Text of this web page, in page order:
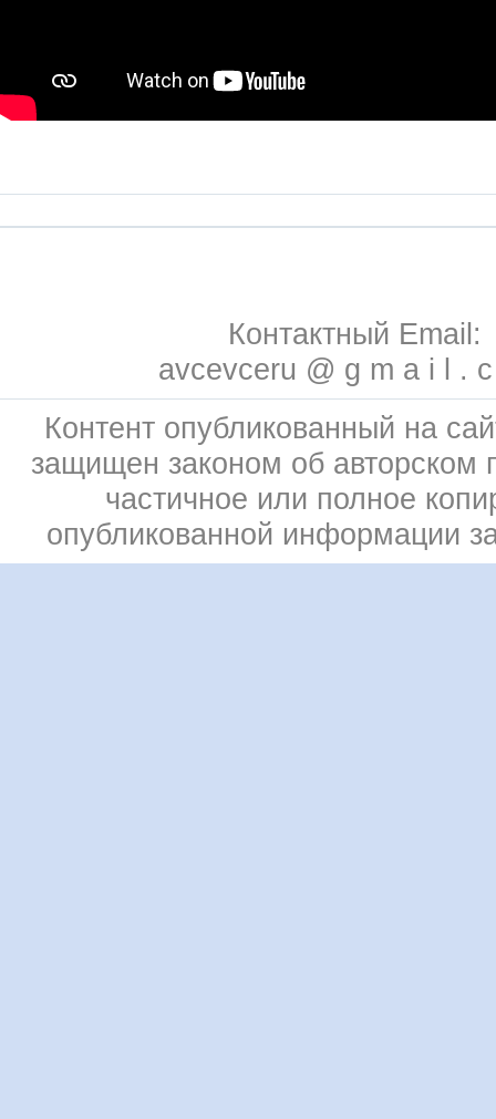
Контактный Email:
avcevceru @ g m a i l .
Контент опубликованный на
защищен законом об авторском
частичное или полное
опубликованной информации